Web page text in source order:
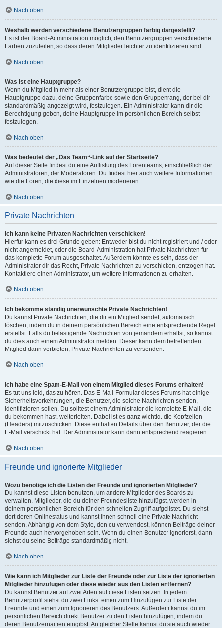
Nach oben
Weshalb werden verschiedene Benutzergruppen farbig dargestellt?
Es ist der Board-Administration möglich, den Benutzergruppen verschiedene
Farben zuzuteilen, so dass deren Mitglieder leichter zu identifizieren sind.
Nach oben
Was ist eine Hauptgruppe?
Wenn du Mitglied in mehr als einer Benutzergruppe bist, dient die
Hauptgruppe dazu, deine Gruppenfarbe sowie den Gruppenrang, der bei dir
standardmäßig angezeigt wird, festzulegen. Ein Administrator kann dir die
Berechtigung geben, deine Hauptgruppe im persönlichen Bereich selbst
festzulegen.
Nach oben
Was bedeutet der „Das Team“-Link auf der Startseite?
Auf dieser Seite findest du eine Auflistung des Forenteams, einschließlich der
Administratoren, der Moderatoren. Du findest hier auch weitere Informationen
wie die Foren, die diese im Einzelnen moderieren.
Nach oben
Private Nachrichten
Ich kann keine Privaten Nachrichten verschicken!
Hierfür kann es drei Gründe geben: Entweder bist du nicht registriert und / oder
nicht angemeldet, oder die Board-Administration hat Private Nachrichten für
das komplette Forum ausgeschaltet. Außerdem könnte es sein, dass der
Administrator dir das Recht, Private Nachrichten zu verschicken, entzogen hat.
Kontaktiere einen Administrator, um weitere Informationen zu erhalten.
Nach oben
Ich bekomme ständig unerwünschte Private Nachrichten!
Du kannst Private Nachrichten, die dir ein Mitglied sendet, automatisch
löschen, indem du in deinem persönlichen Bereich eine entsprechende Regel
erstellst. Falls du belästigende Nachrichten von jemandem erhältst, so kannst
du dies auch einem Administrator melden. Dieser kann dem betreffenden
Mitglied dann verbieten, Private Nachrichten zu versenden.
Nach oben
Ich habe eine Spam-E-Mail von einem Mitglied dieses Forums erhalten!
Es tut uns leid, das zu hören. Das E-Mail-Formular dieses Forums hat einige
Sicherheitsvorkehrungen, die Benutzer, die solche Nachrichten senden,
identifizieren sollen. Du solltest einem Administrator die komplette E-Mail, die
du bekommen hast, weiterleiten. Dabei ist es ganz wichtig, die Kopfzeilen
(Headers) mitzuschicken. Diese enthalten Details über den Benutzer, der die
E-Mail verschickt hat. Der Administrator kann dann entsprechend reagieren.
Nach oben
Freunde und ignorierte Mitglieder
Wozu benötige ich die Listen der Freunde und ignorierten Mitglieder?
Du kannst diese Listen benutzen, um andere Mitglieder des Boards zu
verwalten. Mitglieder, die du deiner Freundesliste hinzufügst, werden in
deinem persönlichen Bereich für den schnellen Zugriff aufgelistet. Du siehst
dort deren Onlinestatus und kannst ihnen schnell eine Private Nachricht
senden. Abhängig von dem Style, den du verwendest, können Beiträge deiner
Freunde auch hervorgehoben sein. Wenn du einen Benutzer ignorierst, dann
siehst du seine Beiträge standardmäßig nicht.
Nach oben
Wie kann ich Mitglieder zur Liste der Freunde oder zur Liste der ignorierten
Mitglieder hinzufügen oder diese wieder aus den Listen entfernen?
Du kannst Benutzer auf zwei Arten auf diese Listen setzen: In jedem
Benutzerprofil siehst du zwei Links: einen zum Hinzufügen zur Liste der
Freunde und einen zum Ignorieren des Benutzers. Außerdem kannst du im
persönlichen Bereich direkt Benutzer zu den Listen hinzufügen, indem du
deren Benutzernamen eingibst. An gleicher Stelle kannst du sie auch wieder